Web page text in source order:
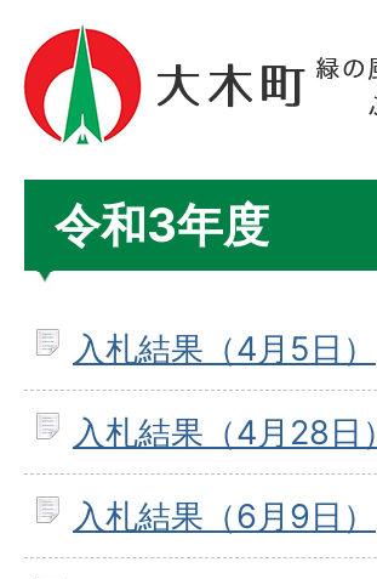
令和3年度
入札結果（4月5日）
入札結果（4月28日）
入札結果（6月9日）